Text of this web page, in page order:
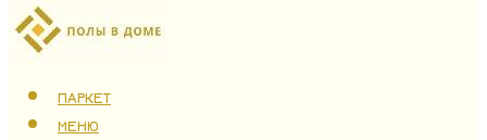
ТЕПЛЫЙ ПОЛ
ПАРКЕТ
МЕНЮ